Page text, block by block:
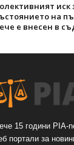
иск
на
е внесен в
15 години PIA-
портали за